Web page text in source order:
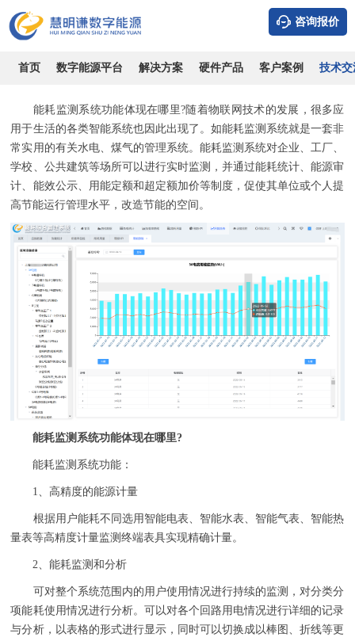
咨询报价
首页 数字能源平台 解决方案 硬件产品 客户案例 技术交
能耗监测系统功能体现在几个方面?
时间：2026-08-09 浏览：6917 作者：admin
能耗监测系统功能体现在哪里?随着物联网技术的发展，很多应
用于生活的各类智能系统也因此出现了。如能耗监测系统就是一套非
常实用的有关水电、煤气的管理系统。能耗监测系统对企业、工厂、
学校、公共建筑等场所可以进行实时监测，并通过能耗统计、能源审
计、能效公示、用能定额和超定额加价等制度，促使其单位或个人提
高节能运行管理水平，改造节能的空间。
能耗监测系统功能体现在哪里?
能耗监测系统功能：
1、高精度的能源计量
根据用户能耗不同选用智能电表、智能水表、智能气表、智能热
量表等高精度计量监测终端表具实现精确计量。
2、能耗监测和分析
可对整个系统范围内的用户使用情况进行持续的监测，对分类分
项能耗使用情况进行分析。可以对各个回路用电情况进行详细的记录
与分析，以表格的形式进行显示，同时可以切换成以棒图、折线等更